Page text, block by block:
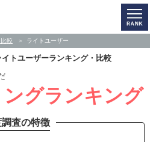
較 ライトユーザー
イトユーザーランキング・比較
グランキング
査の特徴